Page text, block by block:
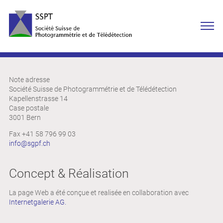
Note adresse
Société Suisse de Photogrammétrie et de Télédétection
Kapellenstrasse 14
Case postale
3001 Bern
Fax +41 58 796 99 03
info
sgpf.ch
Concept & Réalisation
La page Web a été conçue et realisée en collaboration avec
Internetgalerie AG.